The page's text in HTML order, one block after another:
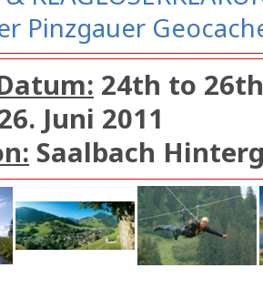
Pinzgauer
24th to
Juni 2011
Saalbach